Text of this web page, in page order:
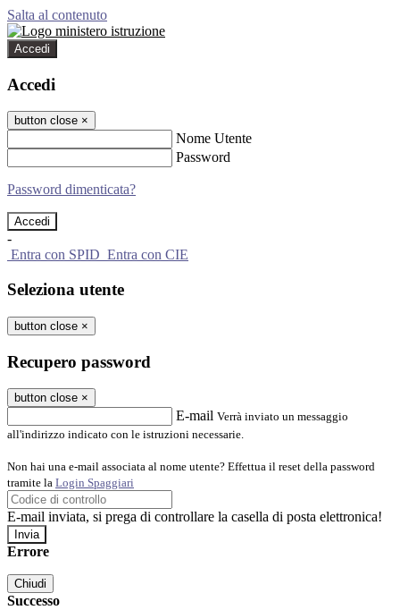
Salta al contenuto
Accedi
Accedi
button close ×
Nome Utente
Password
Password dimenticata?
-
Entra con SPID Entra con CIE
Seleziona utente
button close ×
Recupero password
button close ×
E-mail Verrà inviato un messaggio
all'indirizzo indicato con le istruzioni necessarie.
Non hai una e-mail associata al nome utente? Effettua il reset della password
tramite la Login Spaggiari
E-mail inviata, si prega di controllare la casella di posta elettronica!
Errore
Chiudi
Successo